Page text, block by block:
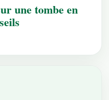
une tombe en